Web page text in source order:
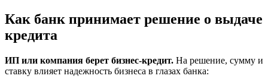
Как банк принимает решение о выдаче
кредита
ИП или компания берет бизнес-кредит. На решение, сумму и
ставку влияет надежность бизнеса в глазах банка: